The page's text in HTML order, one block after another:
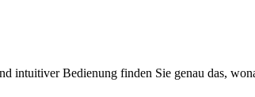
intuitiver Bedienung finden Sie genau das,